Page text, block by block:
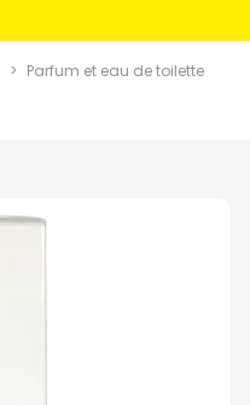
Parfum et eau de toilette